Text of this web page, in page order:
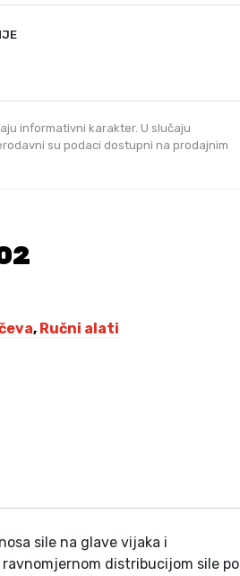
informativni karakter. U slučaju
su podaci dostupni na prodajnim
, Ručni alati
sile na glave vijaka i
distribucijom sile po